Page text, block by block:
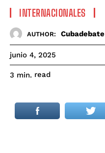
INTERNACIONALES
AUTHOR: Cubadebate
junio 4, 2025
3 min. read